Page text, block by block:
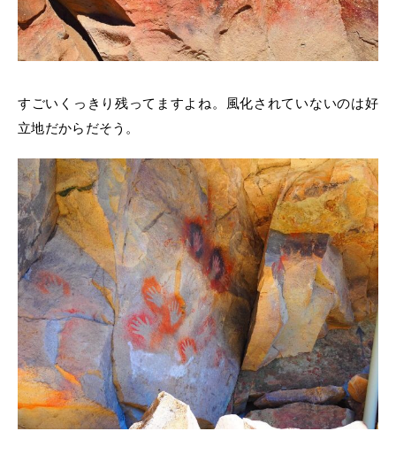
すごいくっきり残ってますよね。風化されていないのは好
立地だからだそう。